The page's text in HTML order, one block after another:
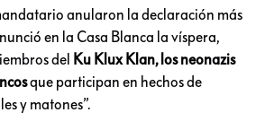
anularon la declaración más
en la Casa Blanca la víspera,
del Ku Klux Klan, los neonazis
que participan en hechos de
y matones”.